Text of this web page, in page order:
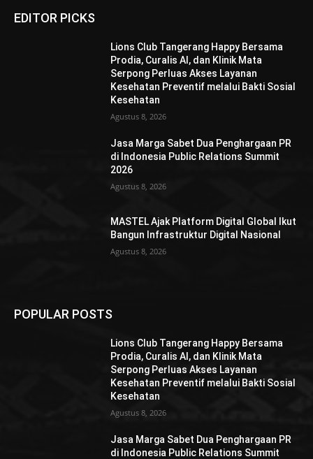
EDITOR PICKS
Lions Club Tangerang Happy Bersama
Prodia, Curalis AI, dan Klinik Mata
Serpong Perluas Akses Layanan
Kesehatan Preventif melalui Bakti Sosial
Kesehatan
Agustus 8, 2026
Jasa Marga Sabet Dua Penghargaan PR
di Indonesia Public Relations Summit
2026
Agustus 8, 2026
MASTEL Ajak Platform Digital Global Ikut
Bangun Infrastruktur Digital Nasional
Agustus 8, 2026
POPULAR POSTS
Lions Club Tangerang Happy Bersama
Prodia, Curalis AI, dan Klinik Mata
Serpong Perluas Akses Layanan
Kesehatan Preventif melalui Bakti Sosial
Kesehatan
Agustus 8, 2026
Jasa Marga Sabet Dua Penghargaan PR
di Indonesia Public Relations Summit